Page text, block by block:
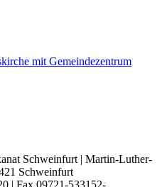
mit Gemeindezentrum
Schweinfurt | Martin-Luther-
Schweinfurt